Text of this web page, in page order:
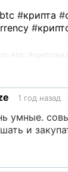
btc #крипта #
#
1 год назад
умные.
и